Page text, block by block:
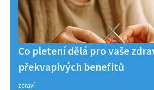
Co pletení dělá pro vaše
překvapivých benefitů
zdraví